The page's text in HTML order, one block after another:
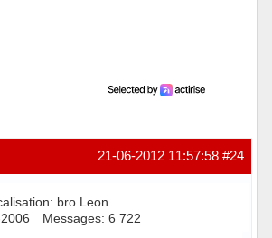
#24
21-06-2012 11:57:58
bro Leon
Messages: 6 722